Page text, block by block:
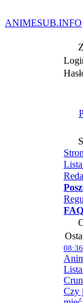
ANIMESUB.INFO
FAQ
08:36
Czy